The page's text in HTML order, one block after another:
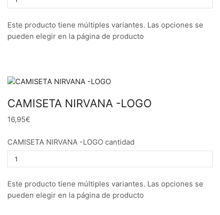
Este producto tiene múltiples variantes. Las opciones se
pueden elegir en la página de producto
CAMISETA NIRVANA -LOGO
16,95€
CAMISETA NIRVANA -LOGO cantidad
Este producto tiene múltiples variantes. Las opciones se
pueden elegir en la página de producto